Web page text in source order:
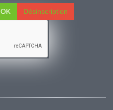
OK Désinscription